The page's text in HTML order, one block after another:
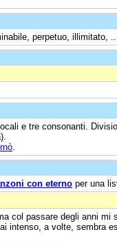
perpetuo, illimitato,
e tre consonanti.
con eterno per una
col passare degli anni mi
intenso, a volte, sembra